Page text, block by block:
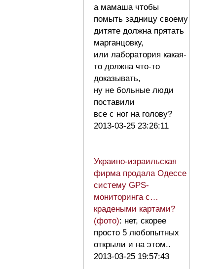
а мамаша чтобы
помыть задницу своему
дитяте должна прятать
марганцовку,
или лаборатория какая-
то должна что-то
доказывать,
ну не больные люди
поставили
все с ног на голову?
2013-03-25 23:26:11
Украино-израильская
фирма продала Одессе
систему GPS-
мониторинга с…
крадеными картами?
(фото): нет, скорее
просто 5 любопытных
открыли и на этом..
2013-03-25 19:57:43